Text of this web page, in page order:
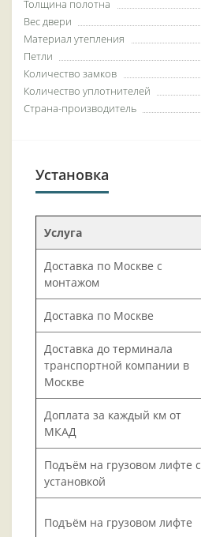
Толщина полотна
Вес двери
Материал утепления
Петли
Количество замков
Количество уплотнителей
Страна-производитель
Установка
Услуга
Доставка по Москве с
монтажом
Доставка по Москве
Доставка до терминала
транспортной компании в
Москве
Доплата за каждый км от
МКАД
Подъём на грузовом лифте с
установкой
Подъём на грузовом лифте